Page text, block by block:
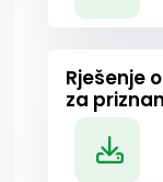
Rješenje
za